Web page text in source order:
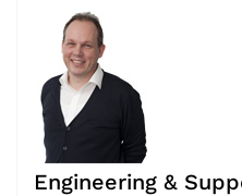
Engineering &